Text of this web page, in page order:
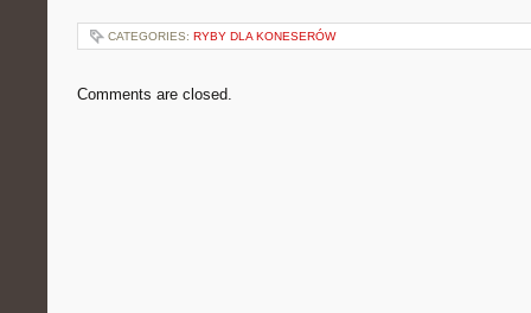
CATEGORIES: RYBY DLA KONESERÓW
Comments are closed.